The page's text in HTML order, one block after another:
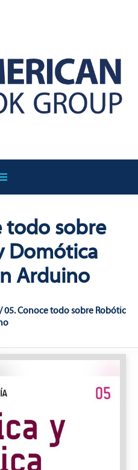
todo sobre
Domótica
Arduino
05. Conoce todo sobre Robótic